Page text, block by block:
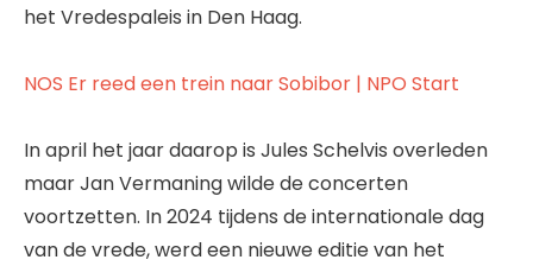
het Vredespaleis in Den Haag.
NOS Er reed een trein naar Sobibor | NPO Start
In april het jaar daarop is Jules Schelvis overleden
maar Jan Vermaning wilde de concerten
voortzetten. In 2024 tijdens de internationale dag
van de vrede, werd een nieuwe editie van het